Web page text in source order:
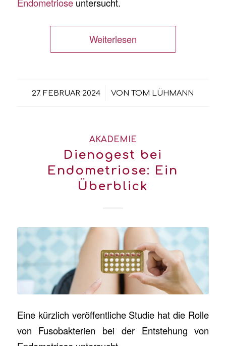
Weiterlesen
27. FEBRUAR 2024
/ VONTOM LÜHMANN
AKADEMIE
Dienogest bei
Endometriose: Ein
Überblick
Eine kürzlich veröffentliche Studie hat die Rolle
von Fusobakterien bei der Entstehung von